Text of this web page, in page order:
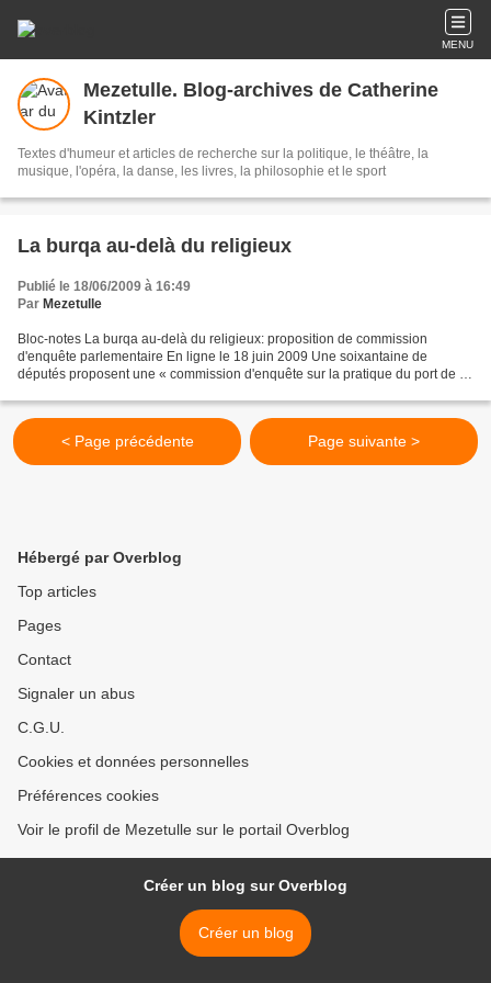
MENU
Mezetulle. Blog-archives de Catherine
Kintzler
Textes d'humeur et articles de recherche sur la politique, le théâtre, la
musique, l'opéra, la danse, les livres, la philosophie et le sport
La burqa au-delà du religieux
Publié le 18/06/2009 à 16:49
Par Mezetulle
Bloc-notes La burqa au-delà du religieux: proposition de commission
d'enquête parlementaire En ligne le 18 juin 2009 Une soixantaine de
députés proposent une « commission d'enquête sur la pratique du port de la
< Page précédente Page suivante >
Hébergé par Overblog
Top articles
Pages
Contact
Signaler un abus
C.G.U.
Cookies et données personnelles
Préférences cookies
Voir le profil de Mezetulle sur le portail Overblog
Créer un blog sur Overblog
Créer un blog